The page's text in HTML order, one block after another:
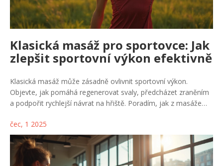
Klasická masáž pro sportovce: Jak
zlepšit sportovní výkon efektivně
Klasická masáž může zásadně ovlivnit sportovní výkon.
Objevte, jak pomáhá regenerovat svaly, předcházet zraněním
a podpořit rychlejší návrat na hřiště. Poradím, jak z masáže
čec, 1 2025